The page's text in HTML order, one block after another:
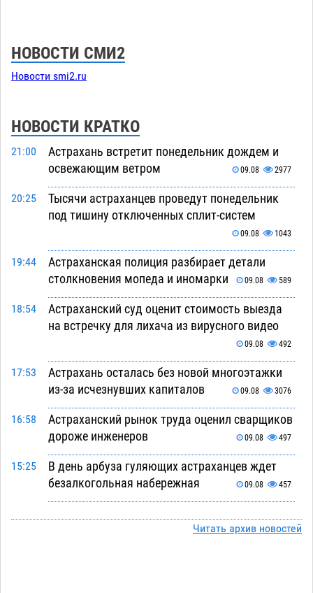
НОВОСТИ СМИ2
Новости smi2.ru
НОВОСТИ КРАТКО
21:00
Астрахань встретит понедельник дождем и
освежающим ветром
09.08 2977
20:25
Тысячи астраханцев проведут понедельник
под тишину отключенных сплит-систем
09.08 1043
19:44
Астраханская полиция разбирает детали
столкновения мопеда и иномарки
09.08 589
18:54
Астраханский суд оценит стоимость выезда
на встречку для лихача из вирусного видео
09.08 492
17:53
Астрахань осталась без новой многоэтажки
из-за исчезнувших капиталов
09.08 3076
16:58
Астраханский рынок труда оценил сварщиков
дороже инженеров
09.08 497
15:25
В день арбуза гуляющих астраханцев ждет
безалкогольная набережная
09.08 457
Астрахани в кредитную яму
09.08 1051
Читать архив новостей